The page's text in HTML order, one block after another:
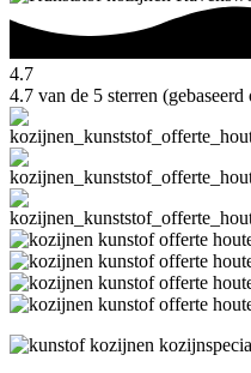
4.7
4.7 van de 5 sterren (gebaseerd